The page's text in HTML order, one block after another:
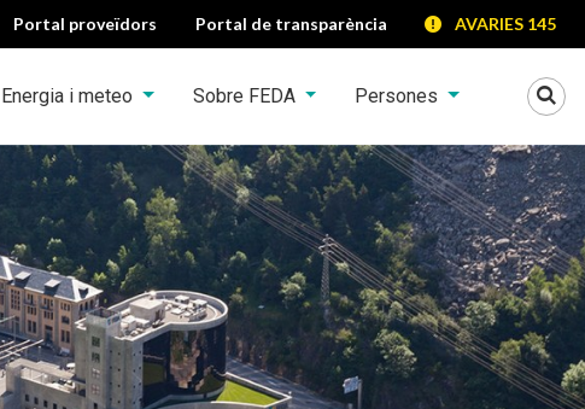
Portal proveïdors Portal de transparència AVARIES 145
Energia i meteo Sobre FEDA Persones